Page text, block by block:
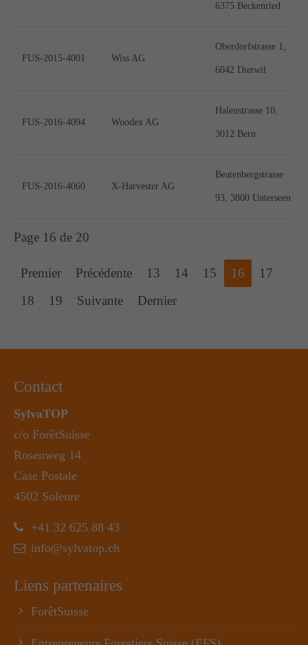
6375 Beckenried
FUS-2015-4001 Wiss AG
Oberdorfstrasse 1,
6042 Dietwil
FUS-2016-4094 Woodex AG
Halenstrasse 10,
3012 Bern
FUS-2016-4060 X-Harvester AG
Beatenbergstrasse
93, 3800 Unterseen
Page 16 de 20
Premier Précédente 13 14 15 16
17
18
19 Suivante Dernier
Contact
SylvaTOP
c/o ForêtSuisse
Rosenweg 14
Case Postale
4502 Soleure
+41 32 625 88 43
info@sylvatop.ch
Liens partenaires
ForêtSuisse